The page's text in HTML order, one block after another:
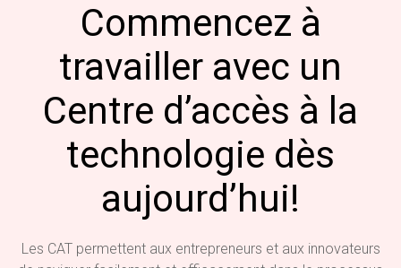
Commencez à
travailler avec un
Centre d’accès à la
technologie dès
aujourd’hui!
Les CAT permettent aux entrepreneurs et aux innovateurs